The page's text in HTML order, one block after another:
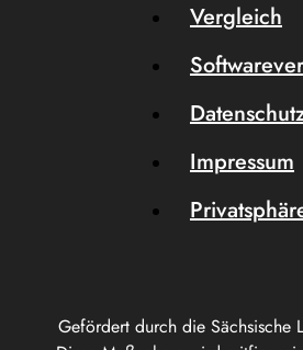
Gefördert durch die Sächsische
Vergleich
Impressum